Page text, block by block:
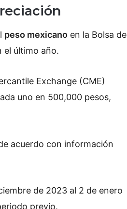
peso mexicano en la Bolsa de
el último año.
Exchange (CME)
uno en 500,000 pesos,
acuerdo con información
de 2023 al 2 de enero
previo.